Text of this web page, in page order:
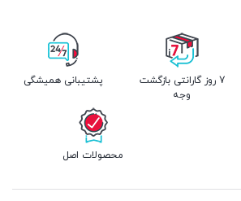
7 روز گارانتی بازگشت
وجه
پشتیبانی همیشگی
محصولات اصل